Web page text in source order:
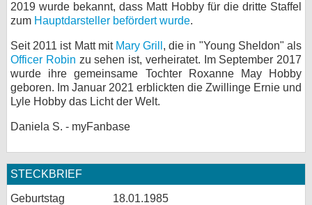
2019 wurde bekannt, dass Matt Hobby für die dritte Staffel
zum Hauptdarsteller befördert wurde.
Seit 2011 ist Matt mit Mary Grill , die in "Young Sheldon" als
Officer Robin zu sehen ist, verheiratet. Im September 2017
wurde ihre gemeinsame Tochter Roxanne May Hobby
geboren. Im Januar 2021 erblickten die Zwillinge Ernie und
Lyle Hobby das Licht der Welt.
Daniela S. - myFanbase
STECKBRIEF
Geburtstag
18.01.1985
Kontakt
Nutzungsbedingungen
Datenschutz
Desktop-Ansicht